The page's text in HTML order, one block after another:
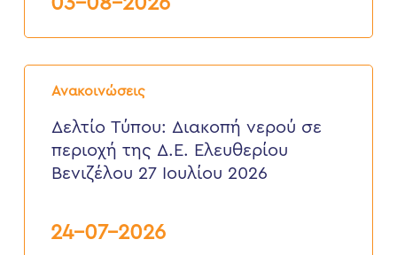
έως
2026Ανακοινώσεις
Δελτίο
Τύπου:
νερού
περιοχή
Δελτίο Τύπου: Διακοπή νερού σε
περιοχή της Δ.Ε. Ελευθερίου
Βενιζέλου 27 Ιουλίου 2026
24-07-2026